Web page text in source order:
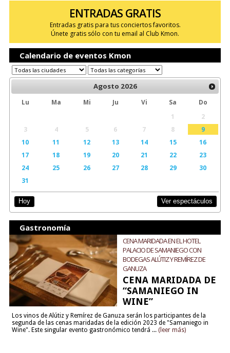
ENTRADAS GRATIS
Entradas gratis para tus conciertos favoritos.
Únete gratis sólo con tu email al Club Kmon.
Calendario de eventos Kmon
Agosto 2026
Lu Ma Mi Ju Vi Sa
Do
1
2
3
4 5 6 7 8
9
10
11 12 13 14 15
16
17
18 19 20 21 22
23
24
25 26 27 28 29
30
31
Hoy Ver espectáculos
Gastronomía
CENA MARIDADA EN EL HOTEL
PALACIO DE SAMANIEGO CON
BODEGAS ALÚTIZ Y REMÍREZ DE
GANUZA
CENA MARIDADA DE
“SAMANIEGO IN
WINE”
Los vinos de Alútiz y Remírez de Ganuza serán los participantes de la
segunda de las cenas maridadas de la edición 2023 de "Samaniego in
Wine". Este singular evento gastronómico tendrá ... (leer más)